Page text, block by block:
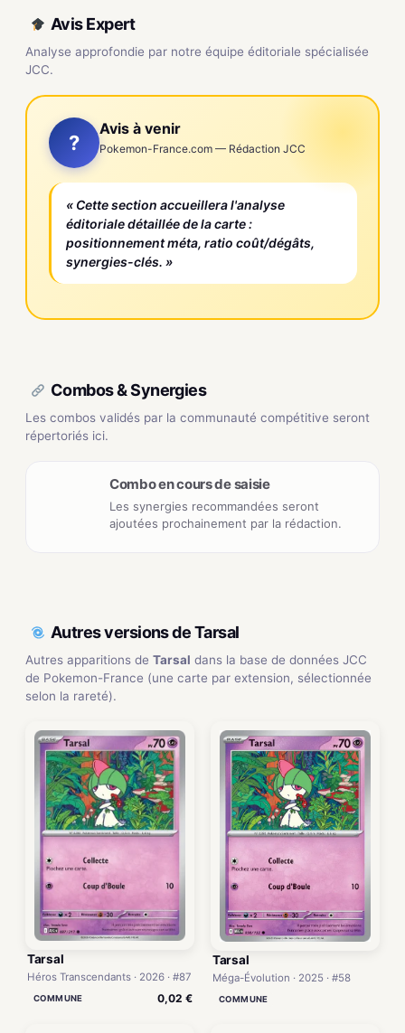
Avis Expert
Analyse approfondie par notre équipe éditoriale spécialisée
JCC.
?
Avis à venir
Pokemon-France.com — Rédaction JCC
« Cette section accueillera l'analyse
éditoriale détaillée de la carte :
positionnement méta, ratio coût/dégâts,
synergies-clés. »
Combos & Synergies
Les combos validés par la communauté compétitive seront
répertoriés ici.
Combo en cours de saisie
Les synergies recommandées seront
ajoutées prochainement par la rédaction.
Autres versions de Tarsal
Autres apparitions de Tarsal dans la base de données JCC
de Pokemon-France (une carte par extension, sélectionnée
selon la rareté).
Tarsal
Héros Transcendants · 2026 · #87
COMMUNE 0,02 €
Tarsal
Méga-Évolution · 2025 · #58
COMMUNE